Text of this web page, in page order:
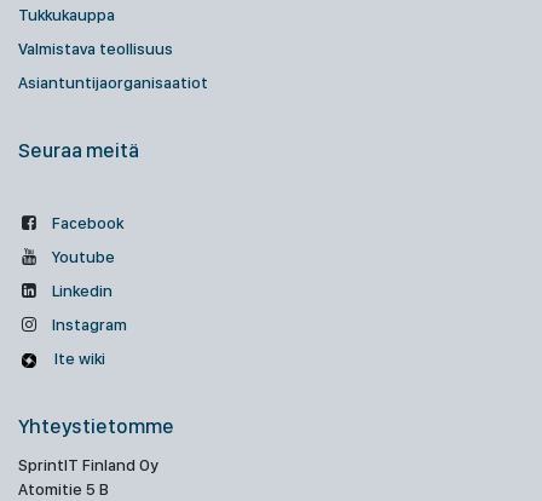
Tukkukauppa
Valmistava teollisuus
Asiantuntijaorganisaatiot
Seuraa meitä
Facebook
Youtube
Linkedin
Instagram
Ite wiki
Yhteystietomme
SprintIT Finland Oy
Atomitie 5 B